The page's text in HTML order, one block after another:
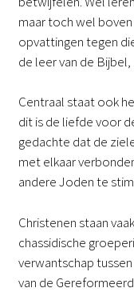
maar toch wel
opvattingen tegen
de leer van de
Centraal staat ook
dit is de liefde voor
gedachte dat de
met elkaar
andere Joden te
Christenen staan
chassidische
verwantschap
van de